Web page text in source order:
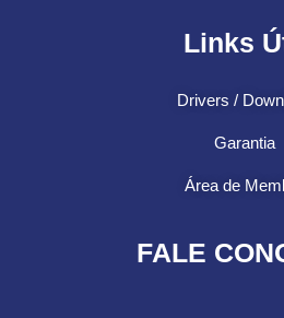
Links
Drivers /
Garantia
Área de
FALE